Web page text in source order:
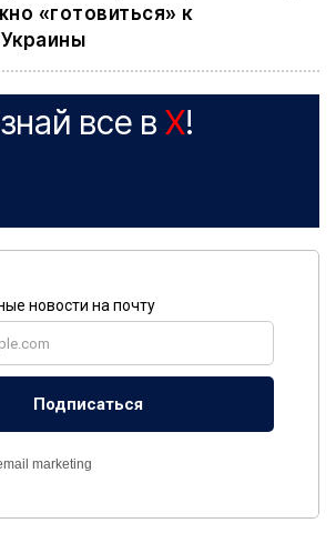
«готовиться» к
все в X!